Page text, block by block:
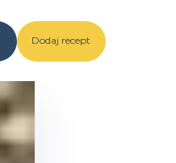
Dodaj recept